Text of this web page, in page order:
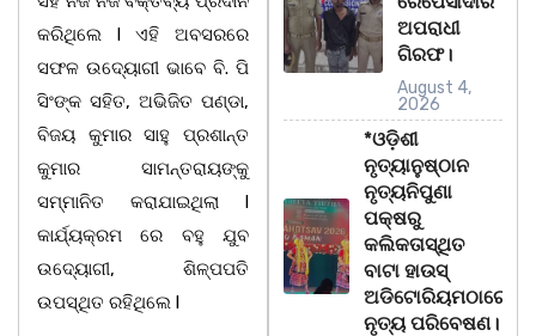
କରିଥିଲେ l ଏହି ଅବସରରେ
ସଫଳ ଉଦ୍ୟୋଗୀ ଭାବେ ବି. ପି
ସିଂଙ୍କ ସହିତ, ଅଭିଜିତ ପଣ୍ଡା,
ବିଜୟ କୁମାର ସାହୁ ପ୍ରଶାନ୍ତ
କୁମାର ସାମନ୍ତରାୟଙ୍କୁ
ସମ୍ମାନିତ କରାଯାଇଥିଲା l
କାର୍ଯ୍ୟକ୍ରମ ରେ ବହୁ ଯୁବ
ଉଦ୍ୟୋଗୀ, ଶିଳ୍ପପତି
ଉପସ୍ଥିତ ରହିଥିଲେ l
ଅପରାଧୀ
ଗିରଫ।
August 4,
2026
*ଓଡ଼ିଶୀ
ନୃତ୍ୟାନୁଷ୍ଠାନ
ନୃତ୍ୟନିପୁଣା
ପକ୍ଷରୁ
କଲିକତାସ୍ଥିତ
ବାଟା ହାଉସ୍
ଅଡିଟୋରିୟମଠାରେ
ନୃତ୍ୟ ପରିବେଷଣ।